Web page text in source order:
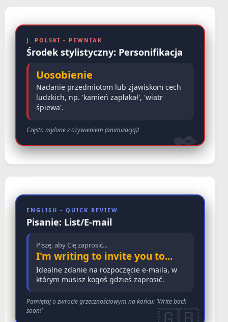
J. POLSKI - PEWNIAK
Środek stylistyczny: Personifikacja
Uosobienie
Nadanie przedmiotom lub zjawiskom cech
ludzkich, np. 'kamień zapłakał', 'wiatr
śpiewa'.
Często mylone z ożywieniem (animizacją)!
ENGLISH - QUICK REVIEW
Pisanie: List/E-mail
Piszę, aby Cię zaprosić...
I'm writing to invite you to...
Idealne zdanie na rozpoczęcie e-maila, w
którym musisz kogoś gdzieś zaprosić.
Pamiętaj o zwrocie grzecznościowym na końcu: 'Write back
soon!'